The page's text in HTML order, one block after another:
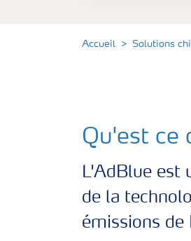
Accueil Solutions
Qu'est ce
L'AdBlue est
de la
émissions de